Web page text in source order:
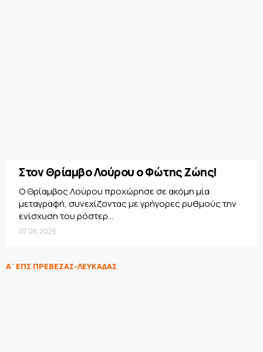
Στον Θρίαμβο Λούρου ο Φώτης Ζώης!
Ο Θρίαμβος Λούρου προχώρησε σε ακόμη μία
μεταγραφή, συνεχίζοντας με γρήγορες ρυθμούς την
ενίσχυση του ρόστερ...
07.08.2026
Α΄ΕΠΣ ΠΡΕΒΕΖΑΣ-ΛΕΥΚΑΔΑΣ